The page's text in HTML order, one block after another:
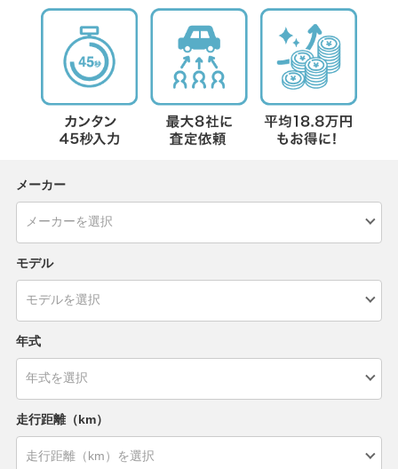
メーカー
モデル
年式
走行距離（km）